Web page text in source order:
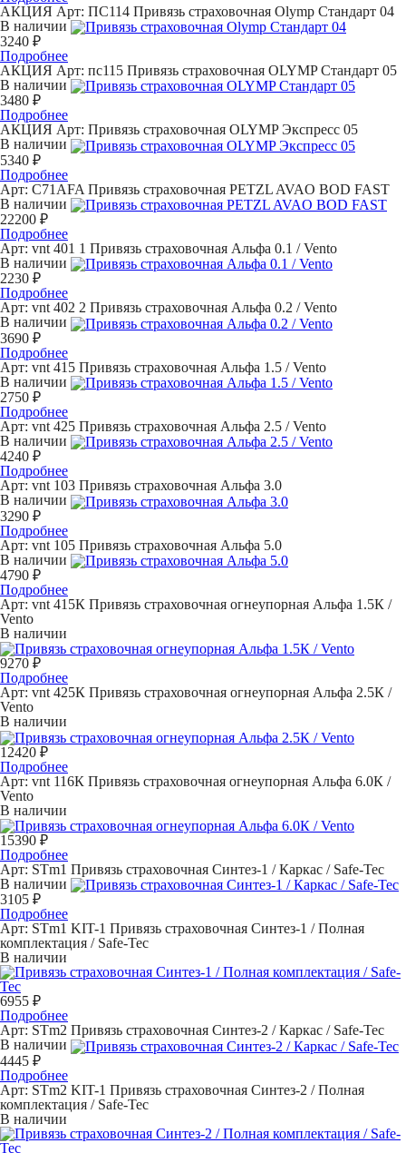
АКЦИЯ Арт: ПС114 Привязь страховочная Olymp Стандарт 04
В наличии
3240 ₽
Подробнее
АКЦИЯ Арт: пс115 Привязь страховочная OLYMP Стандарт 05
В наличии
3480 ₽
Подробнее
АКЦИЯ Арт: Привязь страховочная OLYMP Экспресс 05
В наличии
5340 ₽
Подробнее
Арт: C71AFA Привязь страховочная PETZL AVAO BOD FAST
В наличии
22200 ₽
Подробнее
Арт: vnt 401 1 Привязь страховочная Альфа 0.1 / Vento
В наличии
2230 ₽
Подробнее
Арт: vnt 402 2 Привязь страховочная Альфа 0.2 / Vento
В наличии
3690 ₽
Подробнее
Арт: vnt 415 Привязь страховочная Альфа 1.5 / Vento
В наличии
2750 ₽
Подробнее
Арт: vnt 425 Привязь страховочная Альфа 2.5 / Vento
В наличии
4240 ₽
Подробнее
Арт: vnt 103 Привязь страховочная Альфа 3.0
В наличии
3290 ₽
Подробнее
Арт: vnt 105 Привязь страховочная Альфа 5.0
В наличии
4790 ₽
Подробнее
Арт: vnt 415К Привязь страховочная огнеупорная Альфа 1.5К /
Vento
В наличии
9270 ₽
Подробнее
Арт: vnt 425К Привязь страховочная огнеупорная Альфа 2.5К /
Vento
В наличии
12420 ₽
Подробнее
Арт: vnt 116К Привязь страховочная огнеупорная Альфа 6.0К /
Vento
В наличии
15390 ₽
Подробнее
Арт: STm1 Привязь страховочная Синтез-1 / Каркас / Safe-Tec
В наличии
3105 ₽
Подробнее
Арт: STm1 KIT-1 Привязь страховочная Синтез-1 / Полная
комплектация / Safe-Tec
В наличии
6955 ₽
Подробнее
Арт: STm2 Привязь страховочная Синтез-2 / Каркас / Safe-Tec
В наличии
4445 ₽
Подробнее
Арт: STm2 KIT-1 Привязь страховочная Синтез-2 / Полная
комплектация / Safe-Tec
В наличии